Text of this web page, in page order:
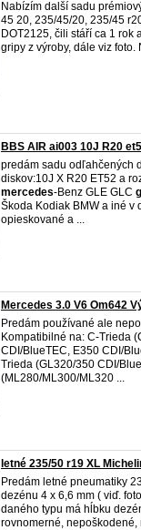
Nabízím další sadu
45 20, 235/45/20, 235/45
DOT2125, čili stáří ca 1 rok
gripy z výroby, dále viz foto.
BBS AIR ai003 10J R20
predám sadu odľahčených
diskov:10J X R20 ET52 a
mercedes-Benz GLE GLC
Škoda Kodiak BMW a iné v
opieskované a ...
Mercedes 3.0 V6 Om642
Predám používané ale
Kompatibilné na: C-Trieda
CDI/BlueTEC, E350 CDI/
Trieda (GL320/350 CDI/
(ML280/ML300/ML320 ...
letné 235/50 r19 XL
Predám letné pneumatiky
dezénu 4 x 6,6 mm ( viď.
daného typu má hĺbku
rovnomerné, nepoškodené,